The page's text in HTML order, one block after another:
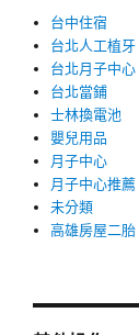
台中住宿
台北人工植牙
台北月子中心
台北當鋪
士林換電池
嬰兒用品
月子中心
月子中心推薦
未分類
高雄房屋二胎